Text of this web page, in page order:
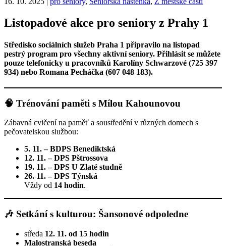
Listopadové akce pro seniory z Prahy 1
Středisko sociálních služeb Praha 1 připravilo na listopad
pestrý program pro všechny aktivní seniory. Přihlásit se můžete
pouze telefonicky u pracovníků Karolíny Schwarzové (725 397
934) nebo Romana Pecháčka (607 048 183).
🧠 Trénování paměti s Mílou Kahounovou
Zábavná cvičení na paměť a soustředění v různých domech s
pečovatelskou službou:
5. 11. – BDPS Benediktská
12. 11. – DPS Pštrossova
19. 11. – DPS U Zlaté studně
26. 11. – DPS Týnská
Vždy od 14 hodin.
🎶 Setkání s kulturou: Šansonové odpoledne
středa 12. 11. od 15 hodin
Malostranská beseda